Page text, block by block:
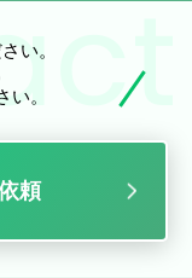
い。
。
頼